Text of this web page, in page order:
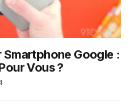
Google :
Vous ?